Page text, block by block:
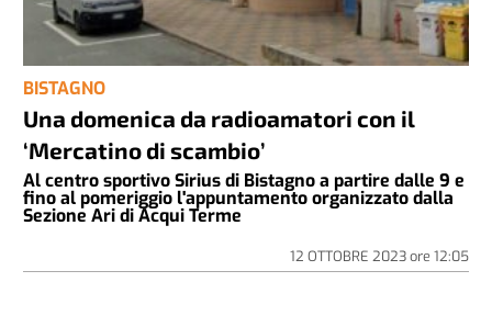
BISTAGNO
Una domenica da radioamatori con il
‘Mercatino di scambio’
Al centro sportivo Sirius di Bistagno a partire dalle 9 e
fino al pomeriggio l'appuntamento organizzato dalla
Sezione Ari di Acqui Terme
12 OTTOBRE 2023ore 12:05